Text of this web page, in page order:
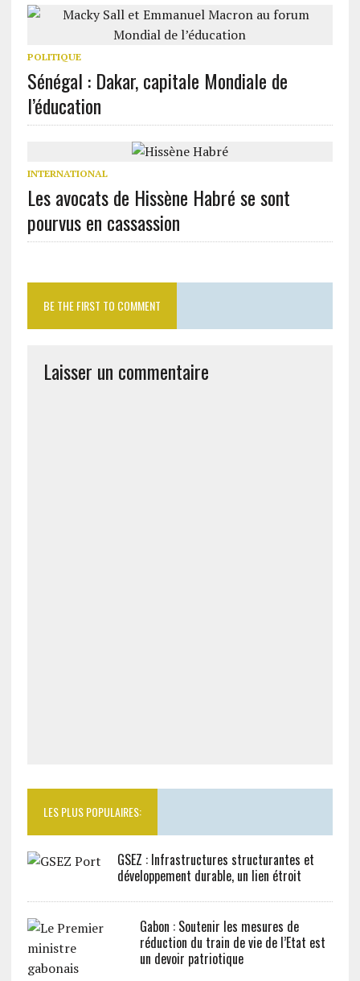
POLITIQUE
Sénégal : Dakar, capitale Mondiale de
l’éducation
INTERNATIONAL
Les avocats de Hissène Habré se sont
pourvus en cassassion
BE THE FIRST TO COMMENT
Laisser un commentaire
LES PLUS POPULAIRES:
GSEZ : Infrastructures structurantes et
développement durable, un lien étroit
Gabon : Soutenir les mesures de
réduction du train de vie de l’Etat est
un devoir patriotique